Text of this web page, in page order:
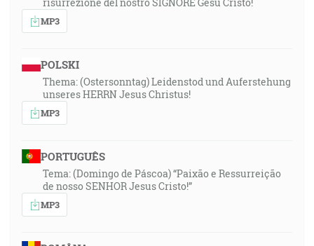
MP3
POLSKI
Thema: (Ostersonntag) Leidenstod und Auferstehung
unseres HERRN Jesus Christus!
MP3
PORTUGUÊS
Tema: (Domingo de Páscoa) “Paixão e Ressurreição
de nosso SENHOR Jesus Cristo!”
MP3